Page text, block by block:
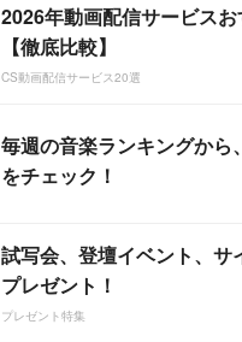
2026年動画配信サービス
【徹底比較】
CS動画配信サービス20選
毎週の音楽ランキングから
をチェック！
試写会、登壇イベント、サ
プレゼント！
プレゼント特集